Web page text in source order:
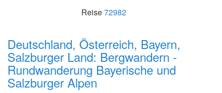
Reise72982
Deutschland, Österreich, Bayern,
Salzburger Land: Bergwandern -
Rundwanderung Bayerische und
Salzburger Alpen